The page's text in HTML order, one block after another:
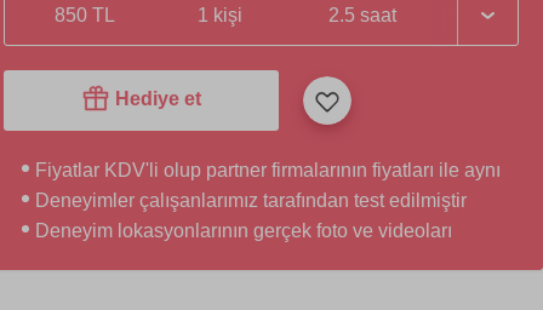
850 TL 1 kişi 2.5 saat
Hediye et
Fiyatlar KDV'li olup partner firmalarının fiyatları ile aynı
Deneyimler çalışanlarımız tarafından test edilmiştir
Deneyim lokasyonlarının gerçek foto ve videoları